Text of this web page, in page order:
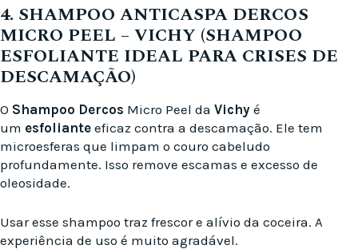
4. SHAMPOO ANTICASPA DERCOS
MICRO PEEL – VICHY (SHAMPOO
ESFOLIANTE IDEAL PARA CRISES DE
DESCAMAÇÃO)
O Shampoo Dercos Micro Peel da Vichy é
um esfoliante eficaz contra a descamação. Ele tem
microesferas que limpam o couro cabeludo
profundamente. Isso remove escamas e excesso de
oleosidade.
Usar esse shampoo traz frescor e alívio da coceira. A
experiência de uso é muito agradável.